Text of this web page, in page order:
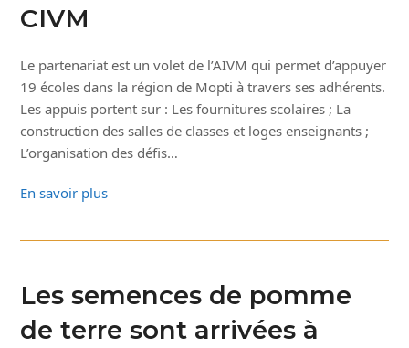
CIVM
Le partenariat est un volet de l’AIVM qui permet d’appuyer
19 écoles dans la région de Mopti à travers ses adhérents.
Les appuis portent sur : Les fournitures scolaires ; La
construction des salles de classes et loges enseignants ;
L’organisation des défis…
En savoir plus
Les semences de pomme
de terre sont arrivées à